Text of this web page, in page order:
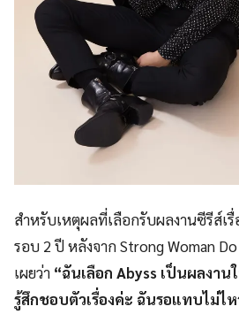
สำหรับเหตุผลที่เลือกรับผลงานซีรีส์เ
รอบ 2 ปี หลังจาก Strong Woman
เผยว่า “ฉันเลือก Abyss เป็นผลงา
รู้สึกชอบตัวเรื่องค่ะ ฉันรอแทบไม่ไห